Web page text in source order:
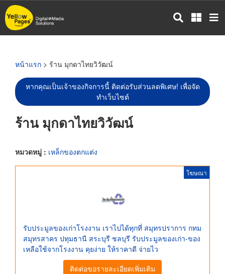
ข้าม
ไป
หน้าแรก > ร้าน มุกดาไทยวิวัฒน์
หากคุณเป็นเจ้าของกิจการนี้ ติดต่อรับส่วนลดพิเศษ! เพื่อจัด
ทำเว็บไซต์
ร้าน มุกดาไทยวิวัฒน์
หมวดหมู่ : เหล็กของตกแต่ง
โฆษณา
รับประมูลของเก่าโรงงาน เราไปได้ทุกที่ สมุทรปราการ กทม
สมุทรสาคร ปทุมธานี สระบุรี ชลบุรี รับประมูลของเก่า-ของ
เหลือใช้จากโรงงาน คุยง่าย ให้ราคาดี จ่ายไว
ติดต่อขอรายละเอียดเพิ่มเติม